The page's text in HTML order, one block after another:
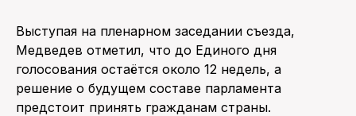
Выступая на пленарном заседании съезда,
Медведев отметил, что до Единого дня
голосования остаётся около 12 недель, а
решение о будущем составе парламента
предстоит принять гражданам страны.